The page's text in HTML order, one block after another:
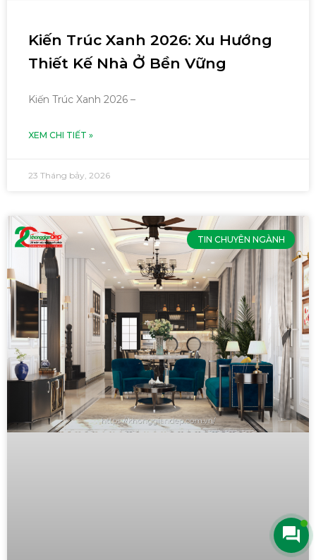
Kiến Trúc Xanh 2026: Xu Hướng
Thiết Kế Nhà Ở Bền Vững
Kiến Trúc Xanh 2026 –
XEM CHI TIẾT »
23 Tháng bảy, 2026
TIN CHUYÊN NGÀNH